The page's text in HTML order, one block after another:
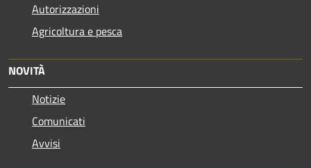
Autorizzazioni
Agricoltura e pesca
NOVITÀ
Notizie
Comunicati
Avvisi